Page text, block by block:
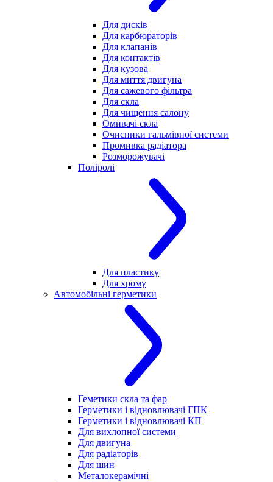
Для дисків
Для карбюраторів
Для клапанів
Для контактів
Для кузова
Для миття двигуна
Для сажевого фільтра
Для скла
Для чищення салону
Омивачі скла
Очисники гальмівної системи
Промивка радіатора
Розморожувачі
Поліролі
Для пластику
Для хрому
Автомобільні герметики
Геметики скла та фар
Герметики і відновлювачі ГПК
Герметики і відновлювачі КП
Для вихлопної системи
Для двигуна
Для радіаторів
Для шин
Металокерамічні